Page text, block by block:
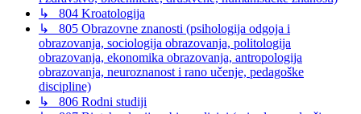
↳ 804 Kroatologija
↳ 805 Obrazovne znanosti (psihologija odgoja i
obrazovanja, sociologija obrazovanja, politologija
obrazovanja, ekonomika obrazovanja, antropologija
obrazovanja, neuroznanost i rano učenje, pedagoške
discipline)
↳ 806 Rodni studiji